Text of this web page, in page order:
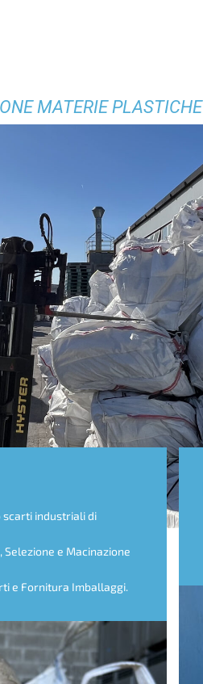
MATERIE PLASTICHE
scarti industriali di
e Macinazione
e Fornitura Imballaggi.